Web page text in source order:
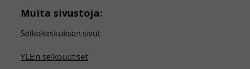
Muita sivustoja:
Selkokeskuksen sivut
YLE:n selkouutiset